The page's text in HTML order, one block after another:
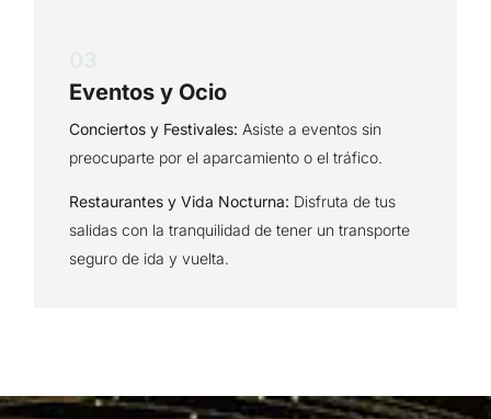
Eventos y Ocio
Conciertos y Festivales: Asiste a eventos sin
preocuparte por el aparcamiento o el tráfico.
Restaurantes y Vida Nocturna: Disfruta de tus
salidas con la tranquilidad de tener un transporte
seguro de ida y vuelta.